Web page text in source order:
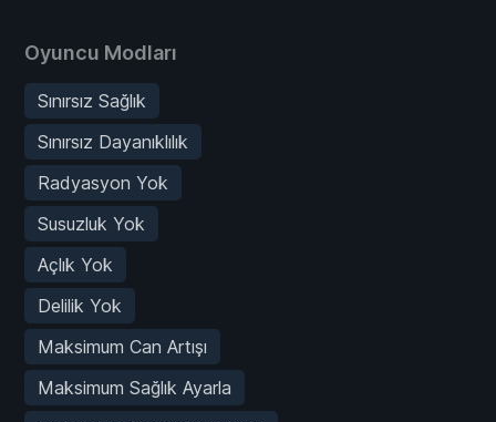
Oyuncu Modları
Sınırsız Sağlık
Sınırsız Dayanıklılık
Radyasyon Yok
Susuzluk Yok
Açlık Yok
Delilik Yok
Maksimum Can Artışı
Maksimum Sağlık Ayarla